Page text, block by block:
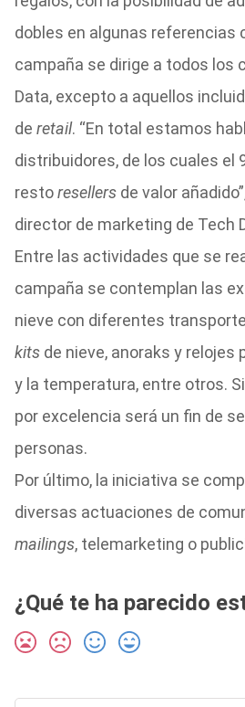
dobles en algunas referencias
campaña se dirige a todos los
Data, excepto a aquellos
de retail. “En total estamos
distribuidores, de los cuales el
restoresellersde valor
director de marketing de Tech
Entre las actividades que se
campaña se contemplan las
nieve con diferentes
kitsde nieve, anoraks y relojes
y la temperatura, entre otros.
por excelencia será un fin de
personas.
Por último, la iniciativa se
diversas actuaciones de
mailings, telemarketing o
¿Qué te ha parecido